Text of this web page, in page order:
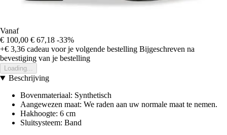
Vanaf
€ 100,00 € 67,18 -33%
+€ 3,36 cadeau voor je volgende bestelling Bijgeschreven na
bevestiging van je bestelling
Loading...
Beschrijving
Bovenmateriaal: Synthetisch
Aangewezen maat: We raden aan uw normale maat te nemen.
Hakhoogte: 6 cm
Sluitsysteem: Band